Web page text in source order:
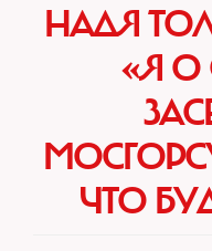
НАДЯ
«Я О
ЧТО